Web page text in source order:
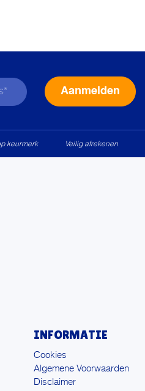
keurmerk Veilig afrekenen
INFORMATIE
Cookies
Algemene Voorwaarden
Disclaimer